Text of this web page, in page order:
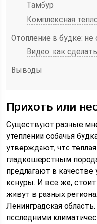
Тамбур
Комплексная
Отопление в будке: не
Видео: как
Выводы
Прихоть или
Существуют разные
утеплении собачья
утверждают, что
гладкошерстным
предлагают в качестве
конуры. И все же,
живут в разных
Ленинградская
последними